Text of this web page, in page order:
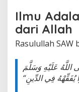
Ilmu
dari Allah
Rasulullah SAW